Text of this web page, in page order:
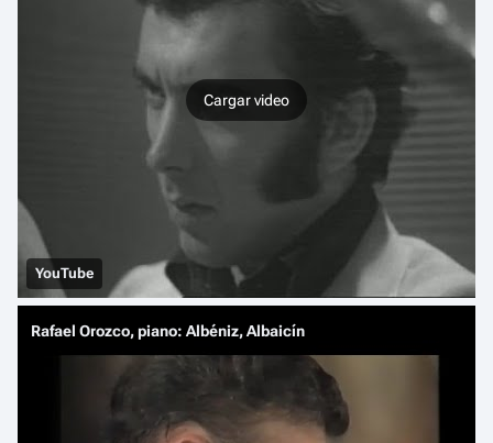
Cargar video
YouTube
Rafael Orozco, piano: Albéniz, Albaicín